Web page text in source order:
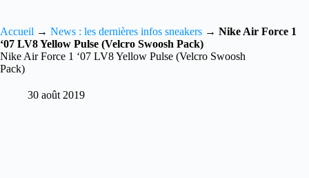
Accueil → News : les dernières infos sneakers → Nike Air Force 1
‘07 LV8 Yellow Pulse (Velcro Swoosh Pack)
Nike Air Force 1 ‘07 LV8 Yellow Pulse (Velcro Swoosh
Pack)
30 août 2019